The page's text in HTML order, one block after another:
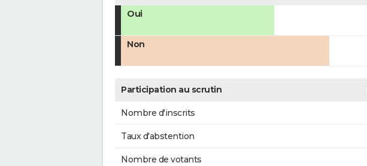
Oui
Non
Participation au scrutin
Nombre d'inscrits
Taux d'abstention
Nombre de votants